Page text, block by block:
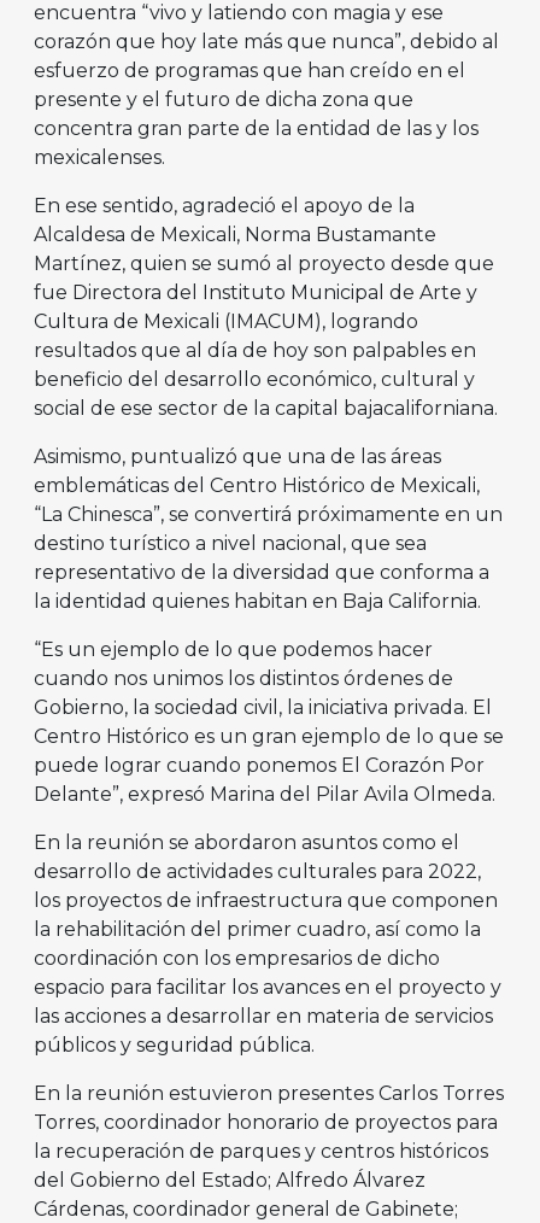
encuentra “vivo y latiendo con magia y ese
corazón que hoy late más que nunca”, debido al
esfuerzo de programas que han creído en el
presente y el futuro de dicha zona que
concentra gran parte de la entidad de las y los
mexicalenses.
En ese sentido, agradeció el apoyo de la
Alcaldesa de Mexicali, Norma Bustamante
Martínez, quien se sumó al proyecto desde que
fue Directora del Instituto Municipal de Arte y
Cultura de Mexicali (IMACUM), logrando
resultados que al día de hoy son palpables en
beneficio del desarrollo económico, cultural y
social de ese sector de la capital bajacaliforniana.
Asimismo, puntualizó que una de las áreas
emblemáticas del Centro Histórico de Mexicali,
“La Chinesca”, se convertirá próximamente en un
destino turístico a nivel nacional, que sea
representativo de la diversidad que conforma a
la identidad quienes habitan en Baja California.
“Es un ejemplo de lo que podemos hacer
cuando nos unimos los distintos órdenes de
Gobierno, la sociedad civil, la iniciativa privada. El
Centro Histórico es un gran ejemplo de lo que se
puede lograr cuando ponemos El Corazón Por
Delante”, expresó Marina del Pilar Avila Olmeda.
En la reunión se abordaron asuntos como el
desarrollo de actividades culturales para 2022,
los proyectos de infraestructura que componen
la rehabilitación del primer cuadro, así como la
coordinación con los empresarios de dicho
espacio para facilitar los avances en el proyecto y
las acciones a desarrollar en materia de servicios
públicos y seguridad pública.
En la reunión estuvieron presentes Carlos Torres
Torres, coordinador honorario de proyectos para
la recuperación de parques y centros históricos
del Gobierno del Estado; Alfredo Álvarez
Cárdenas, coordinador general de Gabinete;